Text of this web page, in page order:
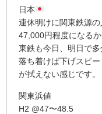
日本
連休明けに関東鉄源
47,000円程度になるか
東鉄も今日、明日で
落ち着けば下げスピ
が拭えない感じです。
関東浜値
H2 @47〜48.5